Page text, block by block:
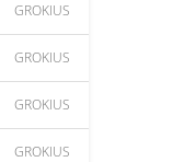
GROKIUS
GROKIUS
GROKIUS
GROKIUS